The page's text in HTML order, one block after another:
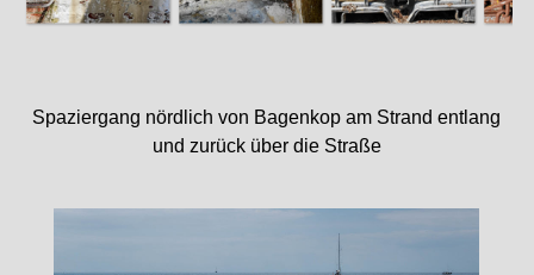
Spaziergang nördlich von Bagenkop am Strand entlang
und zurück über die Straße